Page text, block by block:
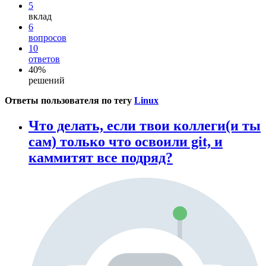
5
вклад
6
вопросов
10
ответов
40%
решений
Ответы пользователя по тегу Linux
Что делать, если твои коллеги(и ты
сам) только что освоили git, и
каммитят все подряд?